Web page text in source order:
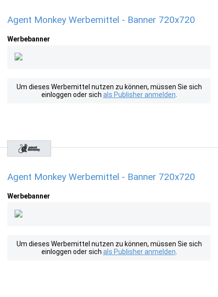
Agent Monkey Werbemittel - Banner 720x720
Werbebanner
Um dieses Werbemittel nutzen zu können, müssen Sie sich
einloggen oder sich als Publisher anmelden
Agent Monkey Werbemittel - Banner 720x720
Werbebanner
Um dieses Werbemittel nutzen zu können, müssen Sie sich
einloggen oder sich als Publisher anmelden